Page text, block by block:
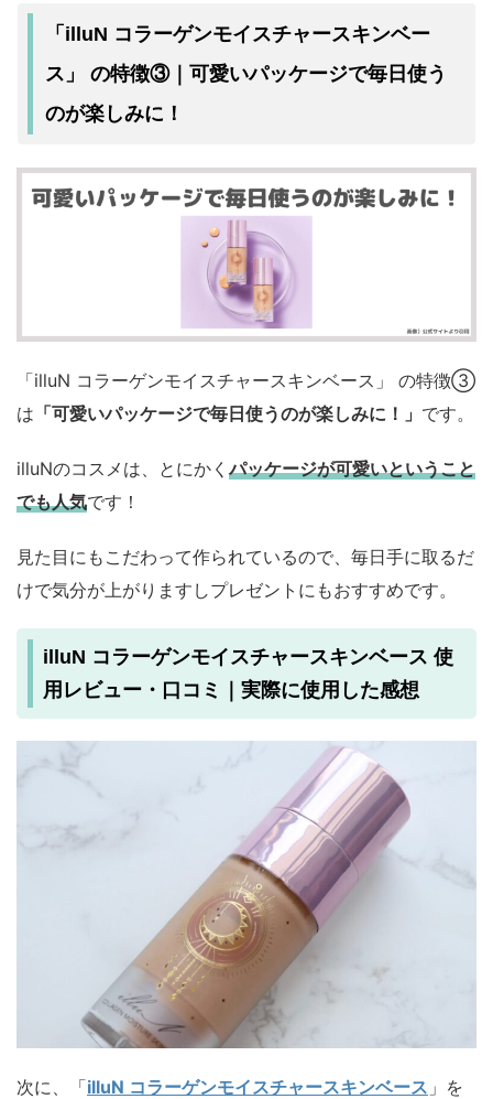
「illuN コラーゲンモイスチャースキンベー
ス」 の特徴③｜可愛いパッケージで毎日使う
のが楽しみに！
「illuN コラーゲンモイスチャースキンベース」 の特徴③
は 「可愛いパッケージで毎日使うのが楽しみに！」 です。
illuNのコスメは、とにかくパッケージが可愛いということ
でも人気です！
見た目にもこだわって作られているので、毎日手に取るだ
けで気分が上がりますしプレゼントにもおすすめです。
illuN コラーゲンモイスチャースキンベース 使
用レビュー・口コミ｜実際に使用した感想
次に、「illuN コラーゲンモイスチャースキンベース 」を